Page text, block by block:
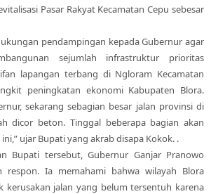
Pasar Rakyat Kecamatan Cepu sebesar
pendampingan kepada Gubernur agar
sejumlah infrastruktur prioritas
lapangan terbang di Ngloram Kecamatan
peningkatan ekonomi Kabupaten Blora.
sekarang sebagian besar jalan provinsi di
dicor beton. Tinggal beberapa bagian akan
ujar Bupati yang akrab disapa Kokok. .
Bupati tersebut, Gubernur Ganjar Pranowo
respon. Ia memahami bahwa wilayah Blora
kerusakan jalan yang belum tersentuh karena